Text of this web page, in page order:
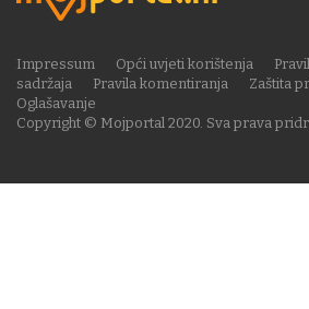
Copyright © Mojportal 2020. Sva prava
Impressum Opći uvjeti korištenja
sadržaja
Pravila komentiranja Zaštita
Oglašavanje